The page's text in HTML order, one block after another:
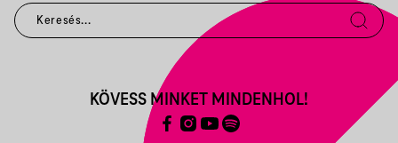
KÖVESS MINKET MINDENHOL!